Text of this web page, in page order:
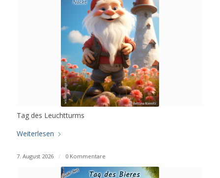
Tag des Leuchtturms
Weiterlesen
7. August 2026 / 0 Kommentare